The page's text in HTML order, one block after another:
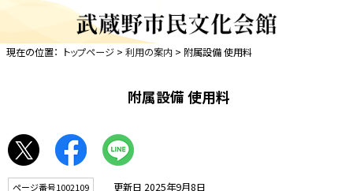
現在の位置： トップページ > 利用の案内 > 附属設備 使用料
附属設備 使用料
ページ番号1002109 更新日 2025年9月8日